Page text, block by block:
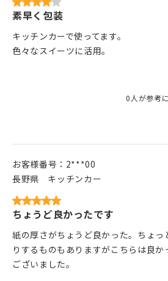
素早く包装
キッチンカーで使ってます。
色々なスイーツに活用。
0人が参考
お客様番号： 2***00
長野県
キッチンカー
ちょうど良かったです
紙の厚さがちょうど良かった。ちょっ
りするものもありますがこちらは良か
ございました。